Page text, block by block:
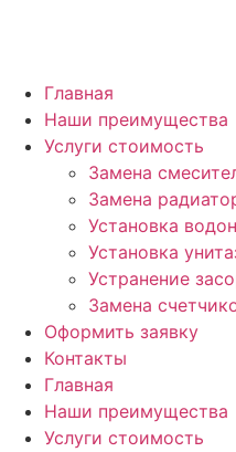
Главная
Наши преимущества
Услуги стоимость
Замена
Замена
Установка
Установка
Устранение
Замена
Оформить заявку
Контакты
Главная
Наши преимущества
Услуги стоимость